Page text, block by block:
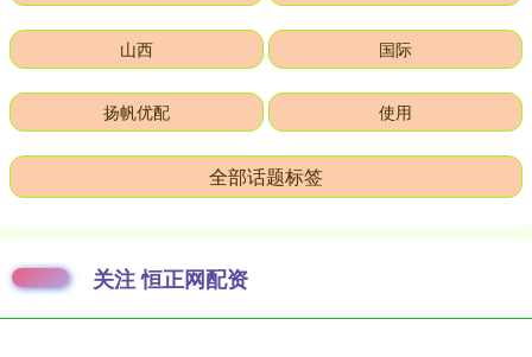
山西 国际
扬帆优配 使用
全部话题标签
关注 恒正网配资